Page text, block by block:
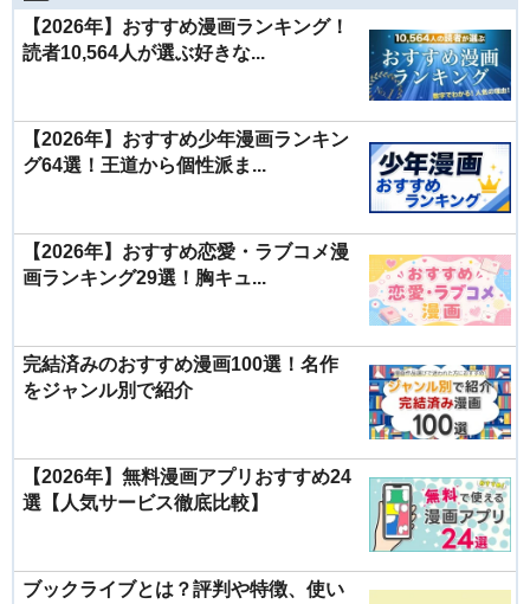
【2026年】おすすめ漫画ランキング！
読者10,564人が選ぶ好きな...
【2026年】おすすめ少年漫画ランキン
グ64選！王道から個性派ま...
【2026年】おすすめ恋愛・ラブコメ漫
画ランキング29選！胸キュ...
完結済みのおすすめ漫画100選！名作
をジャンル別で紹介
【2026年】無料漫画アプリおすすめ24
選【人気サービス徹底比較】
ブックライブとは？評判や特徴、使い